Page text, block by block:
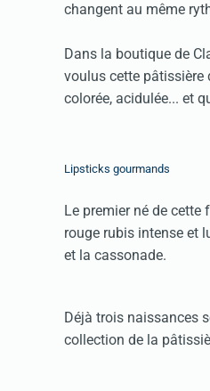
changent au même
Dans la boutique de
voulus cette pâtissière
colorée, acidulée... et
Lipsticks gourmands
Le premier né de
rouge rubis intense et
et la cassonade.
Déjà trois naissances
collection de la